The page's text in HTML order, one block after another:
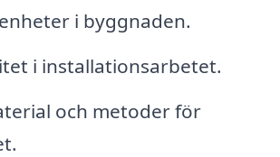
i byggnaden.
i installationsarbetet.
och metoder för